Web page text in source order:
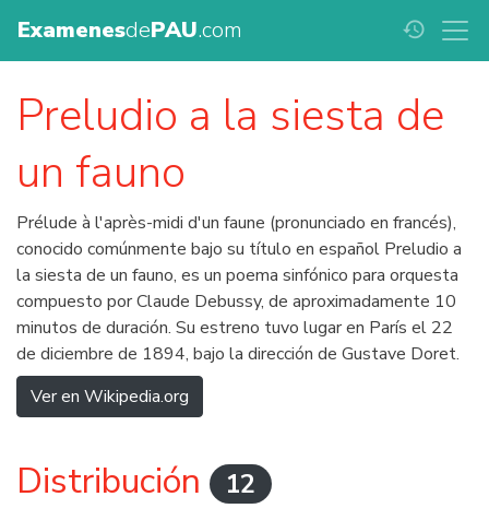
ExamenesdePAU.com history
Preludio a la siesta de
un fauno
Prélude à l'après-midi d'un faune (pronunciado en francés),
conocido comúnmente bajo su título en español Preludio a
la siesta de un fauno, es un poema sinfónico para orquesta
compuesto por Claude Debussy, de aproximadamente 10
minutos de duración. Su estreno tuvo lugar en París el 22
de diciembre de 1894, bajo la dirección de Gustave Doret.
Ver en Wikipedia.org
Distribución 12